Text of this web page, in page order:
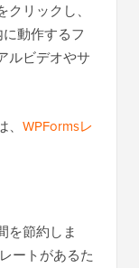
リックし、
動作するフ
ルビデオやサ
WPFormsレ
を節約しま
ートがあるた